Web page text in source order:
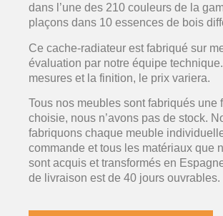
dans l’une des 210 couleurs de la
plaçons dans 10 essences de bois
Ce cache-radiateur est fabriqué sur
évaluation par notre équipe
mesures et la finition, le prix variera.
Tous nos meubles sont fabriqués une
choisie, nous n’avons pas de stock.
fabriquons chaque meuble
commande et tous les matériaux que
sont acquis et transformés en
de livraison est de 40 jours ouvrables.